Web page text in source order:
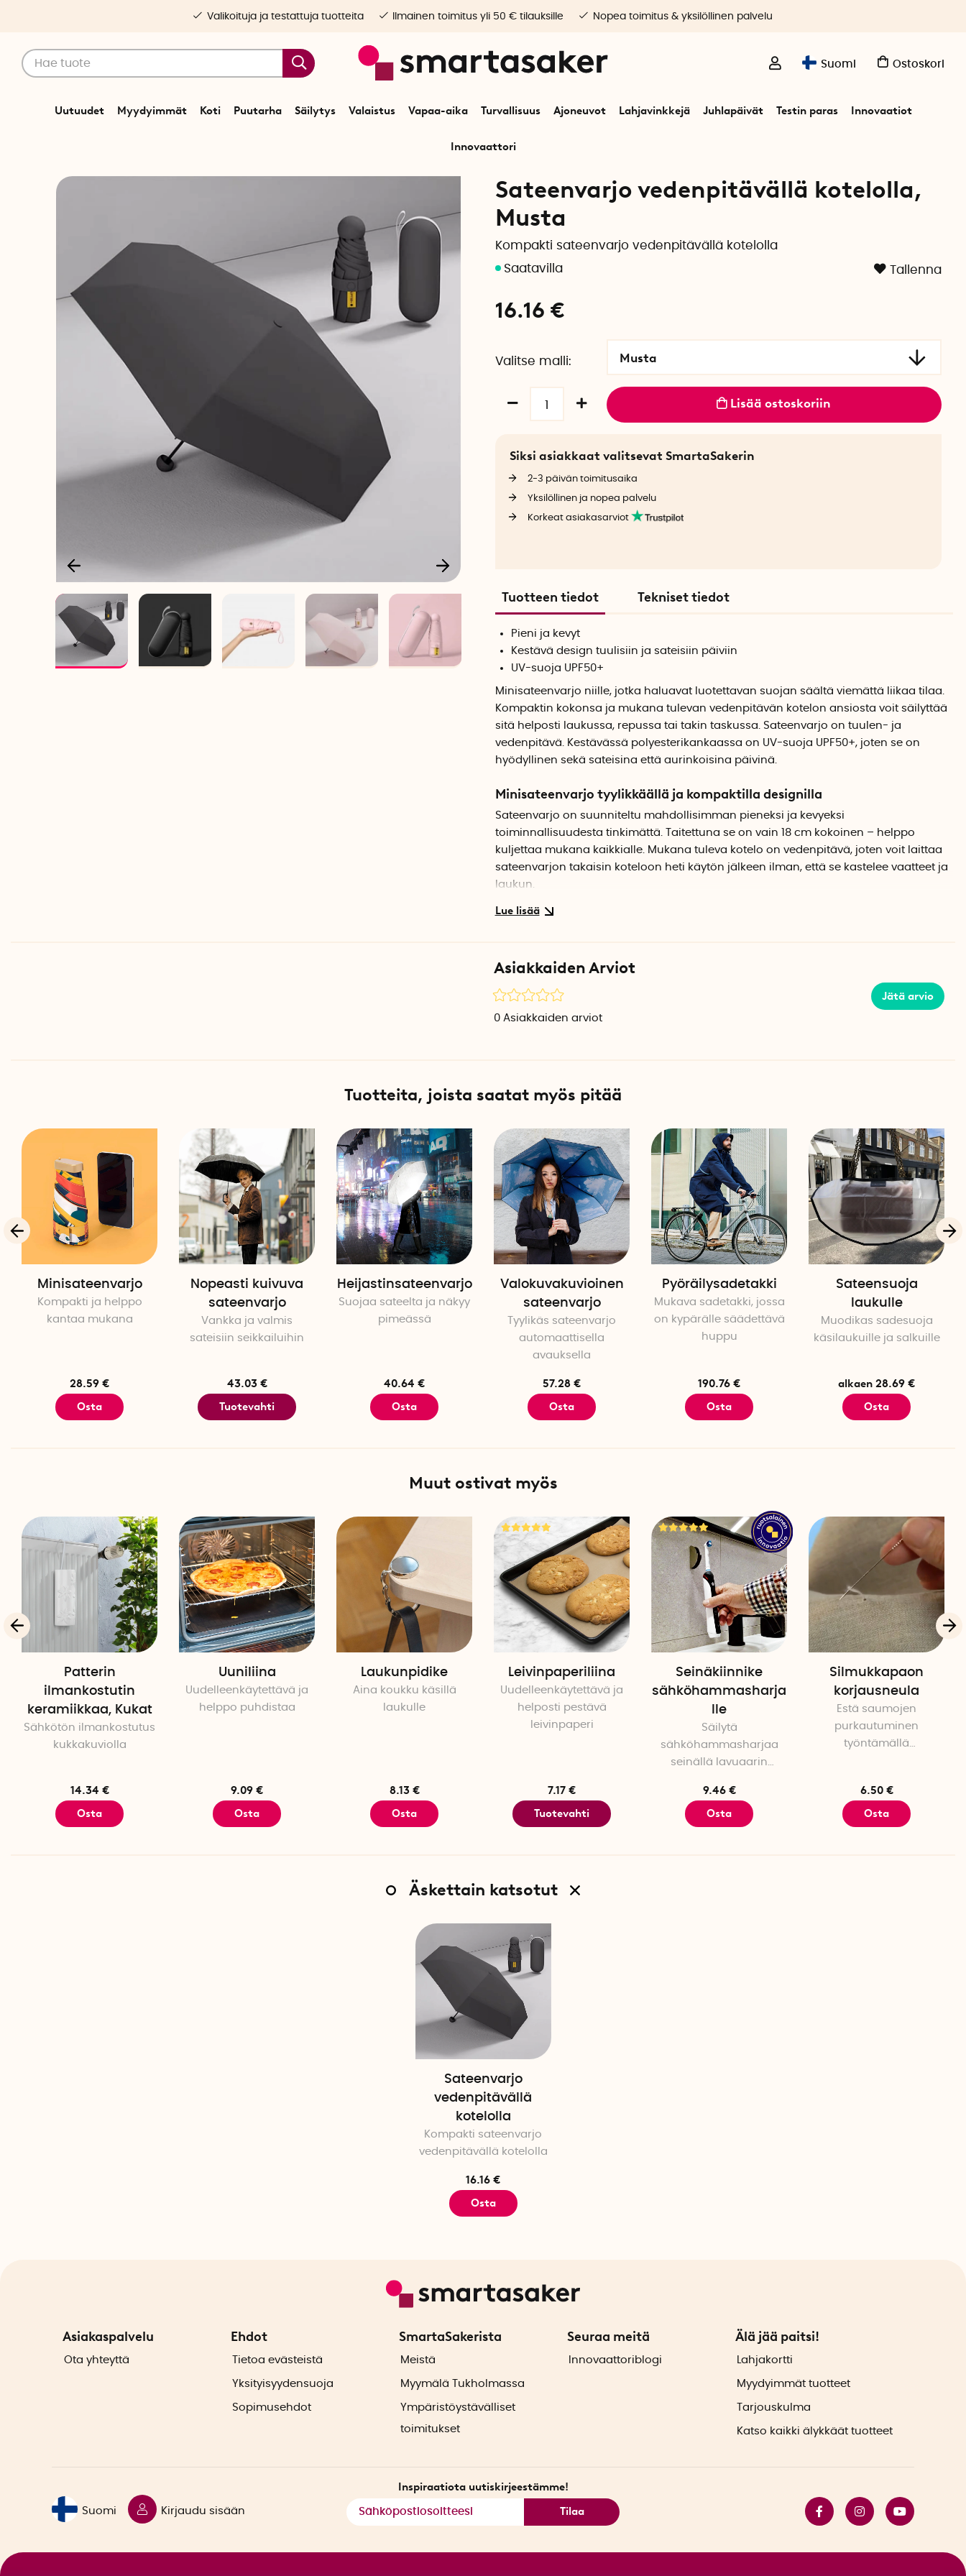
Suomi Ostoskori
Uutuudet Myydyimmät Koti Puutarha Säilytys Valaistus Vapaa-aika Turvallisuus Ajoneuvot Lahjavinkkejä Juhlapäivät Testin paras Innovaatiot
Innovaattori
Valikoituja ja testattuja tuotteita Ilmainen toimitus yli 50 € tilauksille Nopea toimitus & yksilöllinen palvelu
Lahjat valmistuneelle Sateenvarjo vedenpitävällä kotelolla
Sateenvarjo vedenpitävällä kotelolla,
Musta
Kompakti sateenvarjo vedenpitävällä kotelolla
Tallenna
16.16 €
Valitse malli Musta
Lisää ostoskoriin
Siksi asiakkaat valitsevat SmartaSakerin
2-3 päivän toimitusaika
Yksilöllinen ja nopea palvelu
Korkeat asiakasarviot
Tuotteen tiedot Tekniset tiedot
Pieni ja kevyt
Kestävä design tuulisiin ja sateisiin päiviin
UV-suoja UPF50+
Minisateenvarjo niille, jotka haluavat luotettavan suojan säältä viemättä liikaa tilaa.
Kompaktin kokonsa ja mukana tulevan vedenpitävän kotelon ansiosta voit säilyttää
sitä helposti laukussa, repussa tai takin taskussa. Sateenvarjo on tuulen- ja
vedenpitävä. Kestävässä polyesterikankaassa on UV-suoja UPF50+, joten se on
hyödyllinen sekä sateisina että aurinkoisina päivinä.
Minisateenvarjo tyylikkäällä ja kompaktilla designilla
Sateenvarjo on suunniteltu mahdollisimman pieneksi ja kevyeksi
toiminnallisuudesta tinkimättä. Taitettuna se on vain 18 cm kokoinen – helppo
kuljettaa mukana kaikkialle. Mukana tuleva kotelo on vedenpitävä, joten voit laittaa
sateenvarjon takaisin koteloon heti käytön jälkeen ilman, että se kastelee vaatteet ja
laukun.
Laadukas materiaali
teräsvarsi ja vahva runko antavat lisävakautta, jolloin sateenvarjo pysyy vakaana
myös tuulisissa olosuhteissa. UPF50+ UV-suojan ansiosta sitä voi käyttää myös
Materiaali: Kestävä ja vettähylkivä polyesteri
Paino: 234 g
Väri: Musta tai vaaleanpunainen
Pituus, taitettuna: Noin 18 cm
Pituus, avattuna: Noin 50 cm
Halkaisija: 87,5 cm
Mitat, kotelo: 20 x 7 x 6,8 cm
UV-suoja: UPF50+
Asiakkaiden Arviot
Jätä arvio
0 Asiakkaiden arviot
Tuotteita, joista saatat myös pitää
Minisateenvarjo
Kompakti ja helppo
kantaa mukana
28.59 €
Osta
Nopeasti kuivuva
sateenvarjo
Vankka ja valmis
sateisiin seikkailuihin
43.03 €
Tuotevahti
Heijastinsateenvarjo
Suojaa sateelta ja näkyy
pimeässä
40.64 €
Osta
Valokuvakuvioinen
sateenvarjo
Tyylikäs sateenvarjo
automaattisella
avauksella
57.28 €
Osta
Pyöräilysadetakki
Mukava sadetakki, jossa
on kypärälle säädettävä
huppu
190.76 €
Osta
Sateensuoja
laukulle
Muodikas sadesuoja
käsilaukuille ja salkuille
alkaen 28.69 €
Osta
Muut ostivat myös
Patterin
ilmankostutin
keramiikkaa, Kukat
Sähkötön ilmankostutus
kukkakuviolla
14.34 €
Osta
Uuniliina
Uudelleenkäytettävä ja
helppo puhdistaa
9.09 €
Osta
Laukunpidike
Aina koukku käsillä
laukulle
8.13 €
Osta
Leivinpaperiliina
Uudelleenkäytettävä ja
helposti pestävä
leivinpaperi
7.17 €
Tuotevahti
Seinäkiinnike
sähköhammasharja
lle
Säilytä
sähköhammasharjaa
seinällä lavuaarin
9.46 €
Osta
Silmukkapaon
korjausneula
Estä saumojen
purkautuminen
työntämällä
6.50 €
Osta
Äskettain katsotut
Sateenvarjo
vedenpitävällä
kotelolla
Kompakti sateenvarjo
vedenpitävällä kotelolla
16.16 €
Osta
Asiakaspalvelu
Ota yhteyttä
Ehdot
Tietoa evästeistä
Yksityisyydensuoja
Sopimusehdot
SmartaSakerista
Meistä
Myymälä Tukholmassa
Ympäristöystävälliset
toimitukset
Seuraa meitä
Innovaattoriblogi
Älä jää paitsi!
Lahjakortti
Myydyimmät tuotteet
Tarjouskulma
Katso kaikki älykkäät tuotteet
Suomi Kirjaudu sisään
Inspiraatiota uutiskirjeestämme!
Tilaa